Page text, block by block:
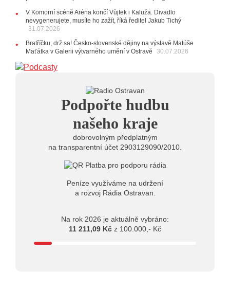
Výrazná osobnost české alternativní scény zahraje ve
Frýdku-Místku
14:01
herec Dušan Urban
10:03
Pimprléto promění areál Divadla loutek Ostrava v
letní centrum umění, tvoření a sousedských setkání
V Komorní scéně Aréna končí Vůjtek i Kaluža. Divadlo
nevygenerujete, musíte ho zažít, říká ředitel Jakub Tichý
31.07.2026
Bratříčku, drž sa! Česko-slovenské dějiny na výstavě Matúše
Maťátka v Galerii výtvarného umění v Ostravě
30.07.2026
Podpořte hudbu
našeho kraje
dobrovolným předplatným
na transparentní účet 2903129090/2010.
Peníze využíváme na udržení
a rozvoj Rádia Ostravan.
Na rok 2026 je aktuálně vybráno:
11 211,09 Kč z 100.000,- Kč